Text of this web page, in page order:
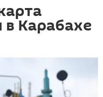
в Карабахе